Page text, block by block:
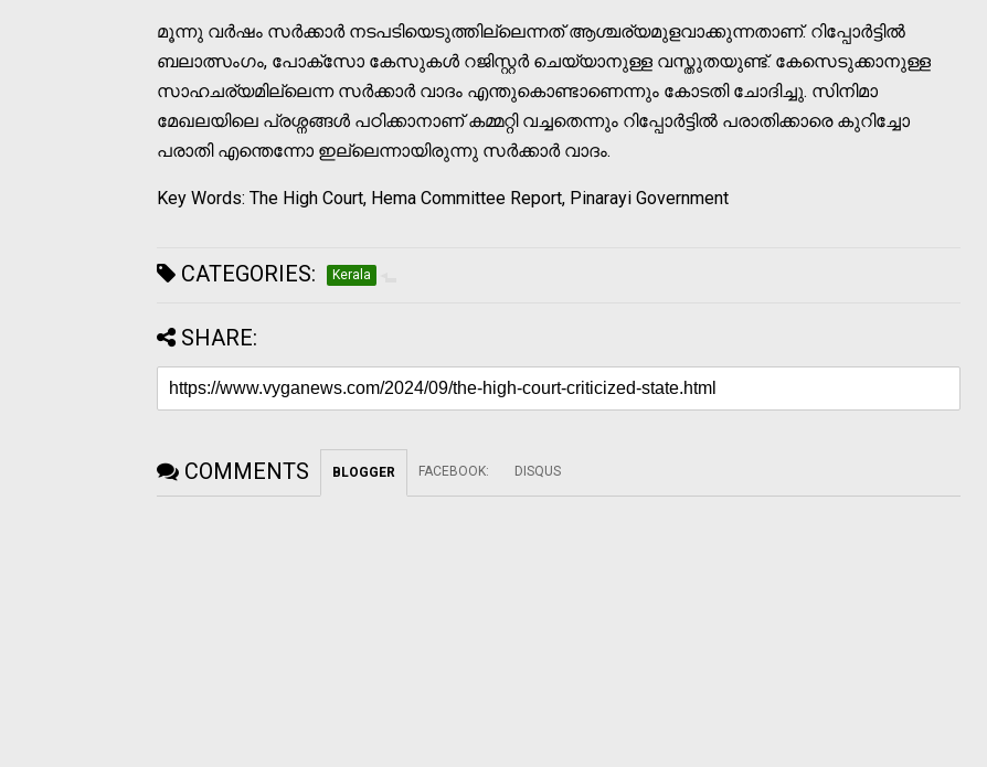
മൂന്നു വര്‍ഷം സര്‍ക്കാര്‍ നടപടിയെടുത്തില്ലെന്നത് ആശ്ചര്യമുളവാക്കുന്നതാണ്. റിപ്പോര്‍ട്ടില്‍
ബലാത്സംഗം, പോക്‌സോ കേസുകള്‍ റജിസ്റ്റര്‍ ചെയ്യാനുള്ള വസ്തുതയുണ്ട്. കേസെടുക്കാനുള്ള
സാഹചര്യമില്ലെന്ന സര്‍ക്കാര്‍ വാദം എന്തുകൊണ്ടാണെന്നും കോടതി ചോദിച്ചു. സിനിമാ
മേഖലയിലെ പ്രശ്നങ്ങള്‍ പഠിക്കാനാണ് കമ്മറ്റി വച്ചതെന്നും റിപ്പോര്‍ട്ടില്‍ പരാതിക്കാരെ കുറിച്ചോ
പരാതി എന്തെന്നോ ഇല്ലെന്നായിരുന്നു സര്‍ക്കാര്‍ വാദം.
Key Words: The High Court, Hema Committee Report, Pinarayi Government
CATEGORIES: Kerala
SHARE:
COMMENTS BLOGGER FACEBOOK: DISQUS